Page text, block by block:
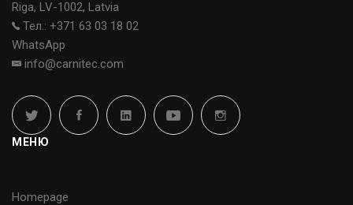
Riga, LV-1002, Latvia
Тел.: +371 63 03 18 02
WhatsApp
info@carnitec.com
МЕНЮ
Homepage